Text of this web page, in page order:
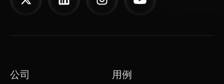
公司 用例